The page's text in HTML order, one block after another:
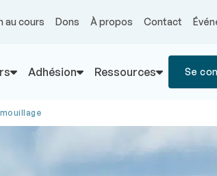
au cours Dons À propos Contact
Se
Adhésion Ressources